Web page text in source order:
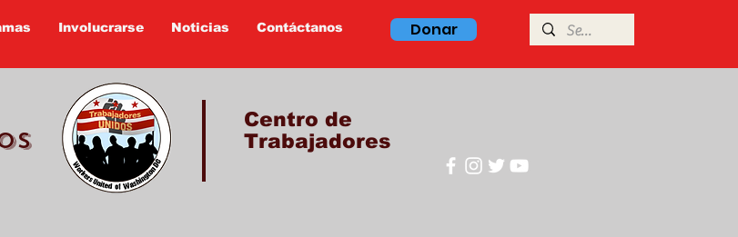
Involucrarse Noticias Contáctanos Donar
Centro de
Trabajadores